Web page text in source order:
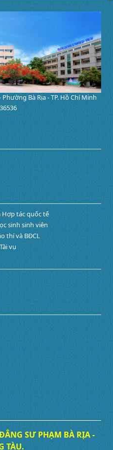
Bà Rịa - TP. Hồ Chí Minh
tác quốc tế
sinh sinh viên
thí và BĐCL
vụ
SƯ PHẠM BÀ RỊA -
TÀU.